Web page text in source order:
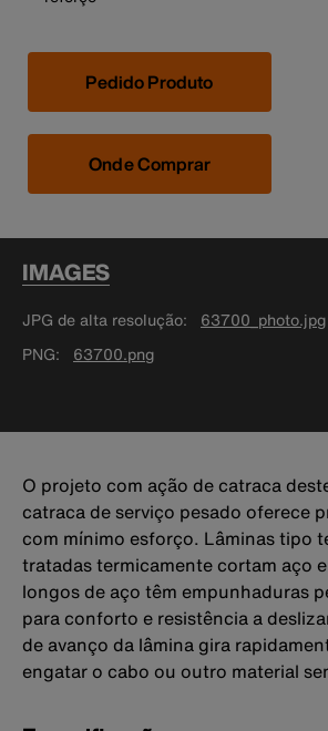
Pedido Produto
Onde Comprar
IMAGES
JPG de alta resolução
63700_photo.jpg
PNG
63700.png
O projeto com ação de catraca
catraca de serviço pesado oferece
com mínimo esforço. Lâminas tipo
tratadas termicamente cortam aço
longos de aço têm empunhaduras
para conforto e resistência a
de avanço da lâmina gira
engatar o cabo ou outro material